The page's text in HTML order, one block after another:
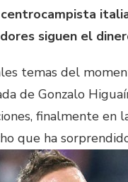
siguen el
temas del
de Gonzalo
finalmente en
que ha